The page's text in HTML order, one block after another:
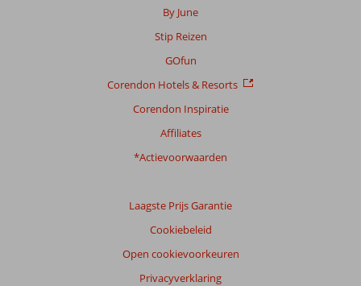
By June
Stip Reizen
GOfun
Corendon Hotels & Resorts
Corendon Inspiratie
Affiliates
*Actievoorwaarden
Laagste Prijs Garantie
Cookiebeleid
Open cookievoorkeuren
Privacyverklaring